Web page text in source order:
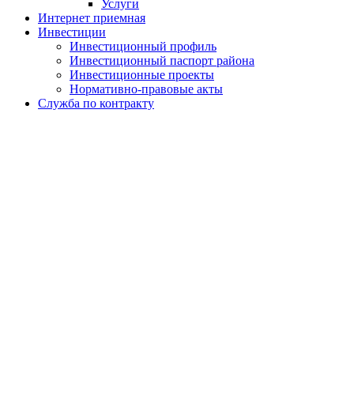
Услуги
Интернет приемная
Инвестиции
Инвестиционный профиль
Инвестиционный паспорт района
Инвестиционные проекты
Нормативно-правовые акты
Служба по контракту